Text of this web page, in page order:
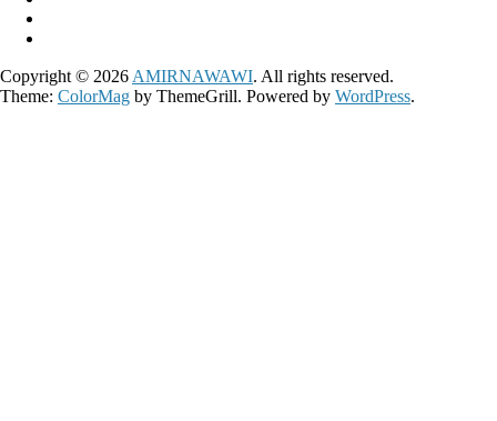
Copyright © 2026 AMIRNAWAWI. All rights reserved.
Theme: ColorMag by ThemeGrill. Powered by WordPress.